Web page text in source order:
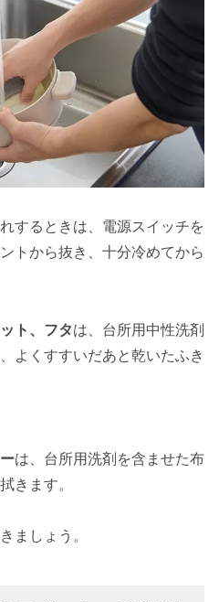
するときは、電源スイッチを
トから抜き、十分冷めてから
ト、フタは、台所用中性洗剤
よくすすいだあと乾いたふき
は、台所用洗剤を含ませた布
きます。
ましょう。